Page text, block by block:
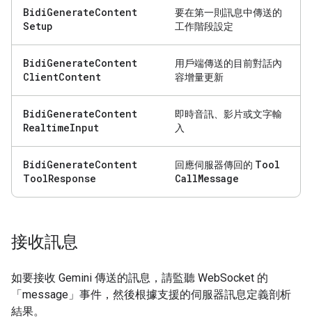
BidiGenerateContent
Setup
要在第一則訊息中傳送的
工作階段設定
BidiGenerateContent
ClientContent
用戶端傳送的目前對話內
容增量更新
BidiGenerateContent
RealtimeInput
即時音訊、影片或文字輸
入
BidiGenerateContent
ToolResponse
回應伺服器傳回的 Tool
CallMessage
接收訊息
如要接收 Gemini 傳送的訊息，請監聽 WebSocket 的
「message」事件，然後根據支援的伺服器訊息定義剖析
結果。